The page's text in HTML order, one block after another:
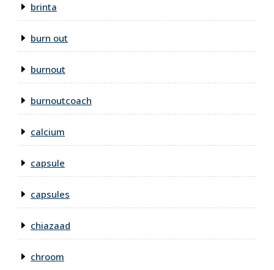
brinta
burn out
burnout
burnoutcoach
calcium
capsule
capsules
chiazaad
chroom